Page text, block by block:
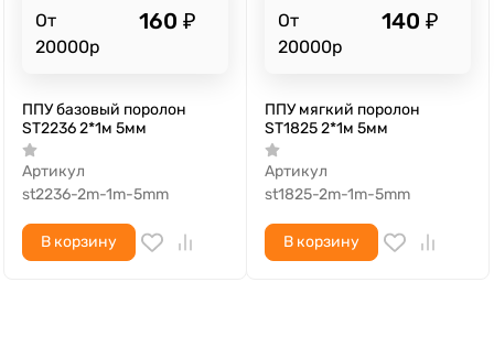
От
20000р
160 ₽
ППУ базовый поролон
ST2236 2*1м 5мм
Артикул
st2236-2m-1m-5mm
В корзину
От
20000р
140 ₽
ППУ мягкий поролон
ST1825 2*1м 5мм
Артикул
st1825-2m-1m-5mm
В корзину